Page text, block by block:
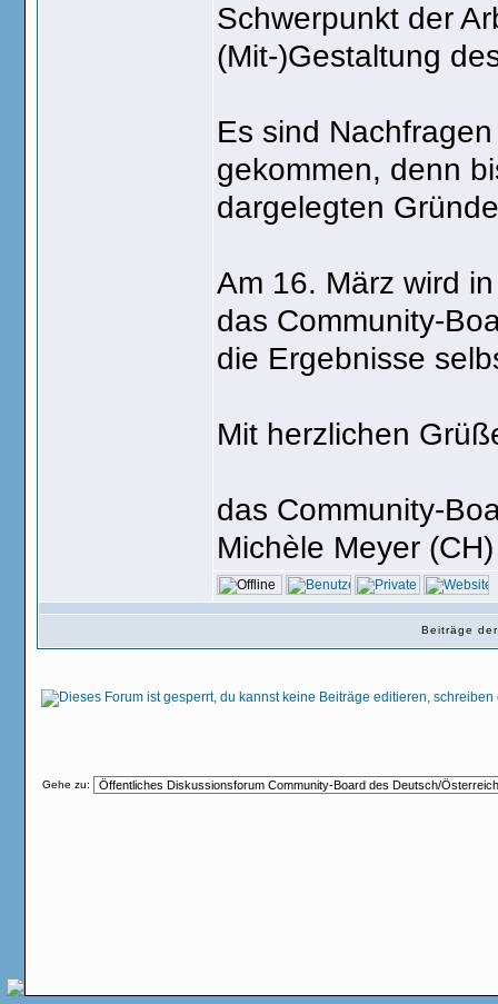
Schwerpunkt der
(Mit-)Gestaltung
Es sind
gekommen, denn
dargelegten
Am 16. März wird
das Community-
die Ergebnisse
Mit herzlichen
das Community-
Michèle Meyer
Beiträge
Gehe zu: